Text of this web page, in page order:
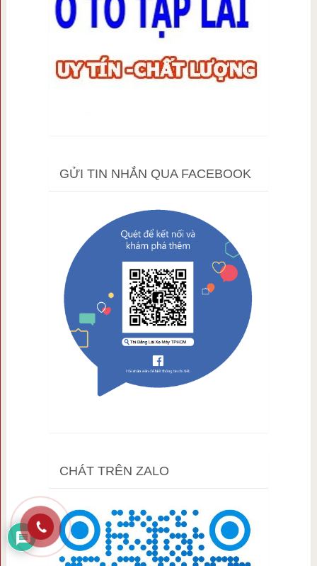
GỬI TIN NHẮN QUA FACEBOOK
CHÁT TRÊN ZALO